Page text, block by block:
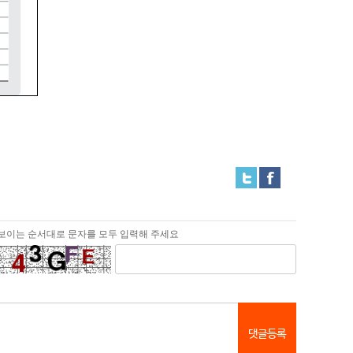
이는 순서대로 문자를 모두 입력해 주세요
댓글등록